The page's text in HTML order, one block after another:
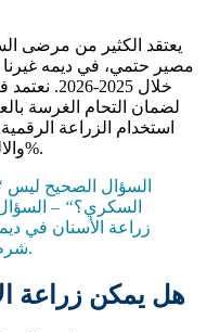
يعتقد الكثير من مرضى
مصير حتمي، في ديمه غيرنا
خلال
استخدام الزراعة الرقمية
والالتهابات بنسبة 80%.
السؤال الصحيح ليس
السكري؟“
–
زراعة الأسنان في
شرط وكل سيناريو.
هل يمكن زراعة